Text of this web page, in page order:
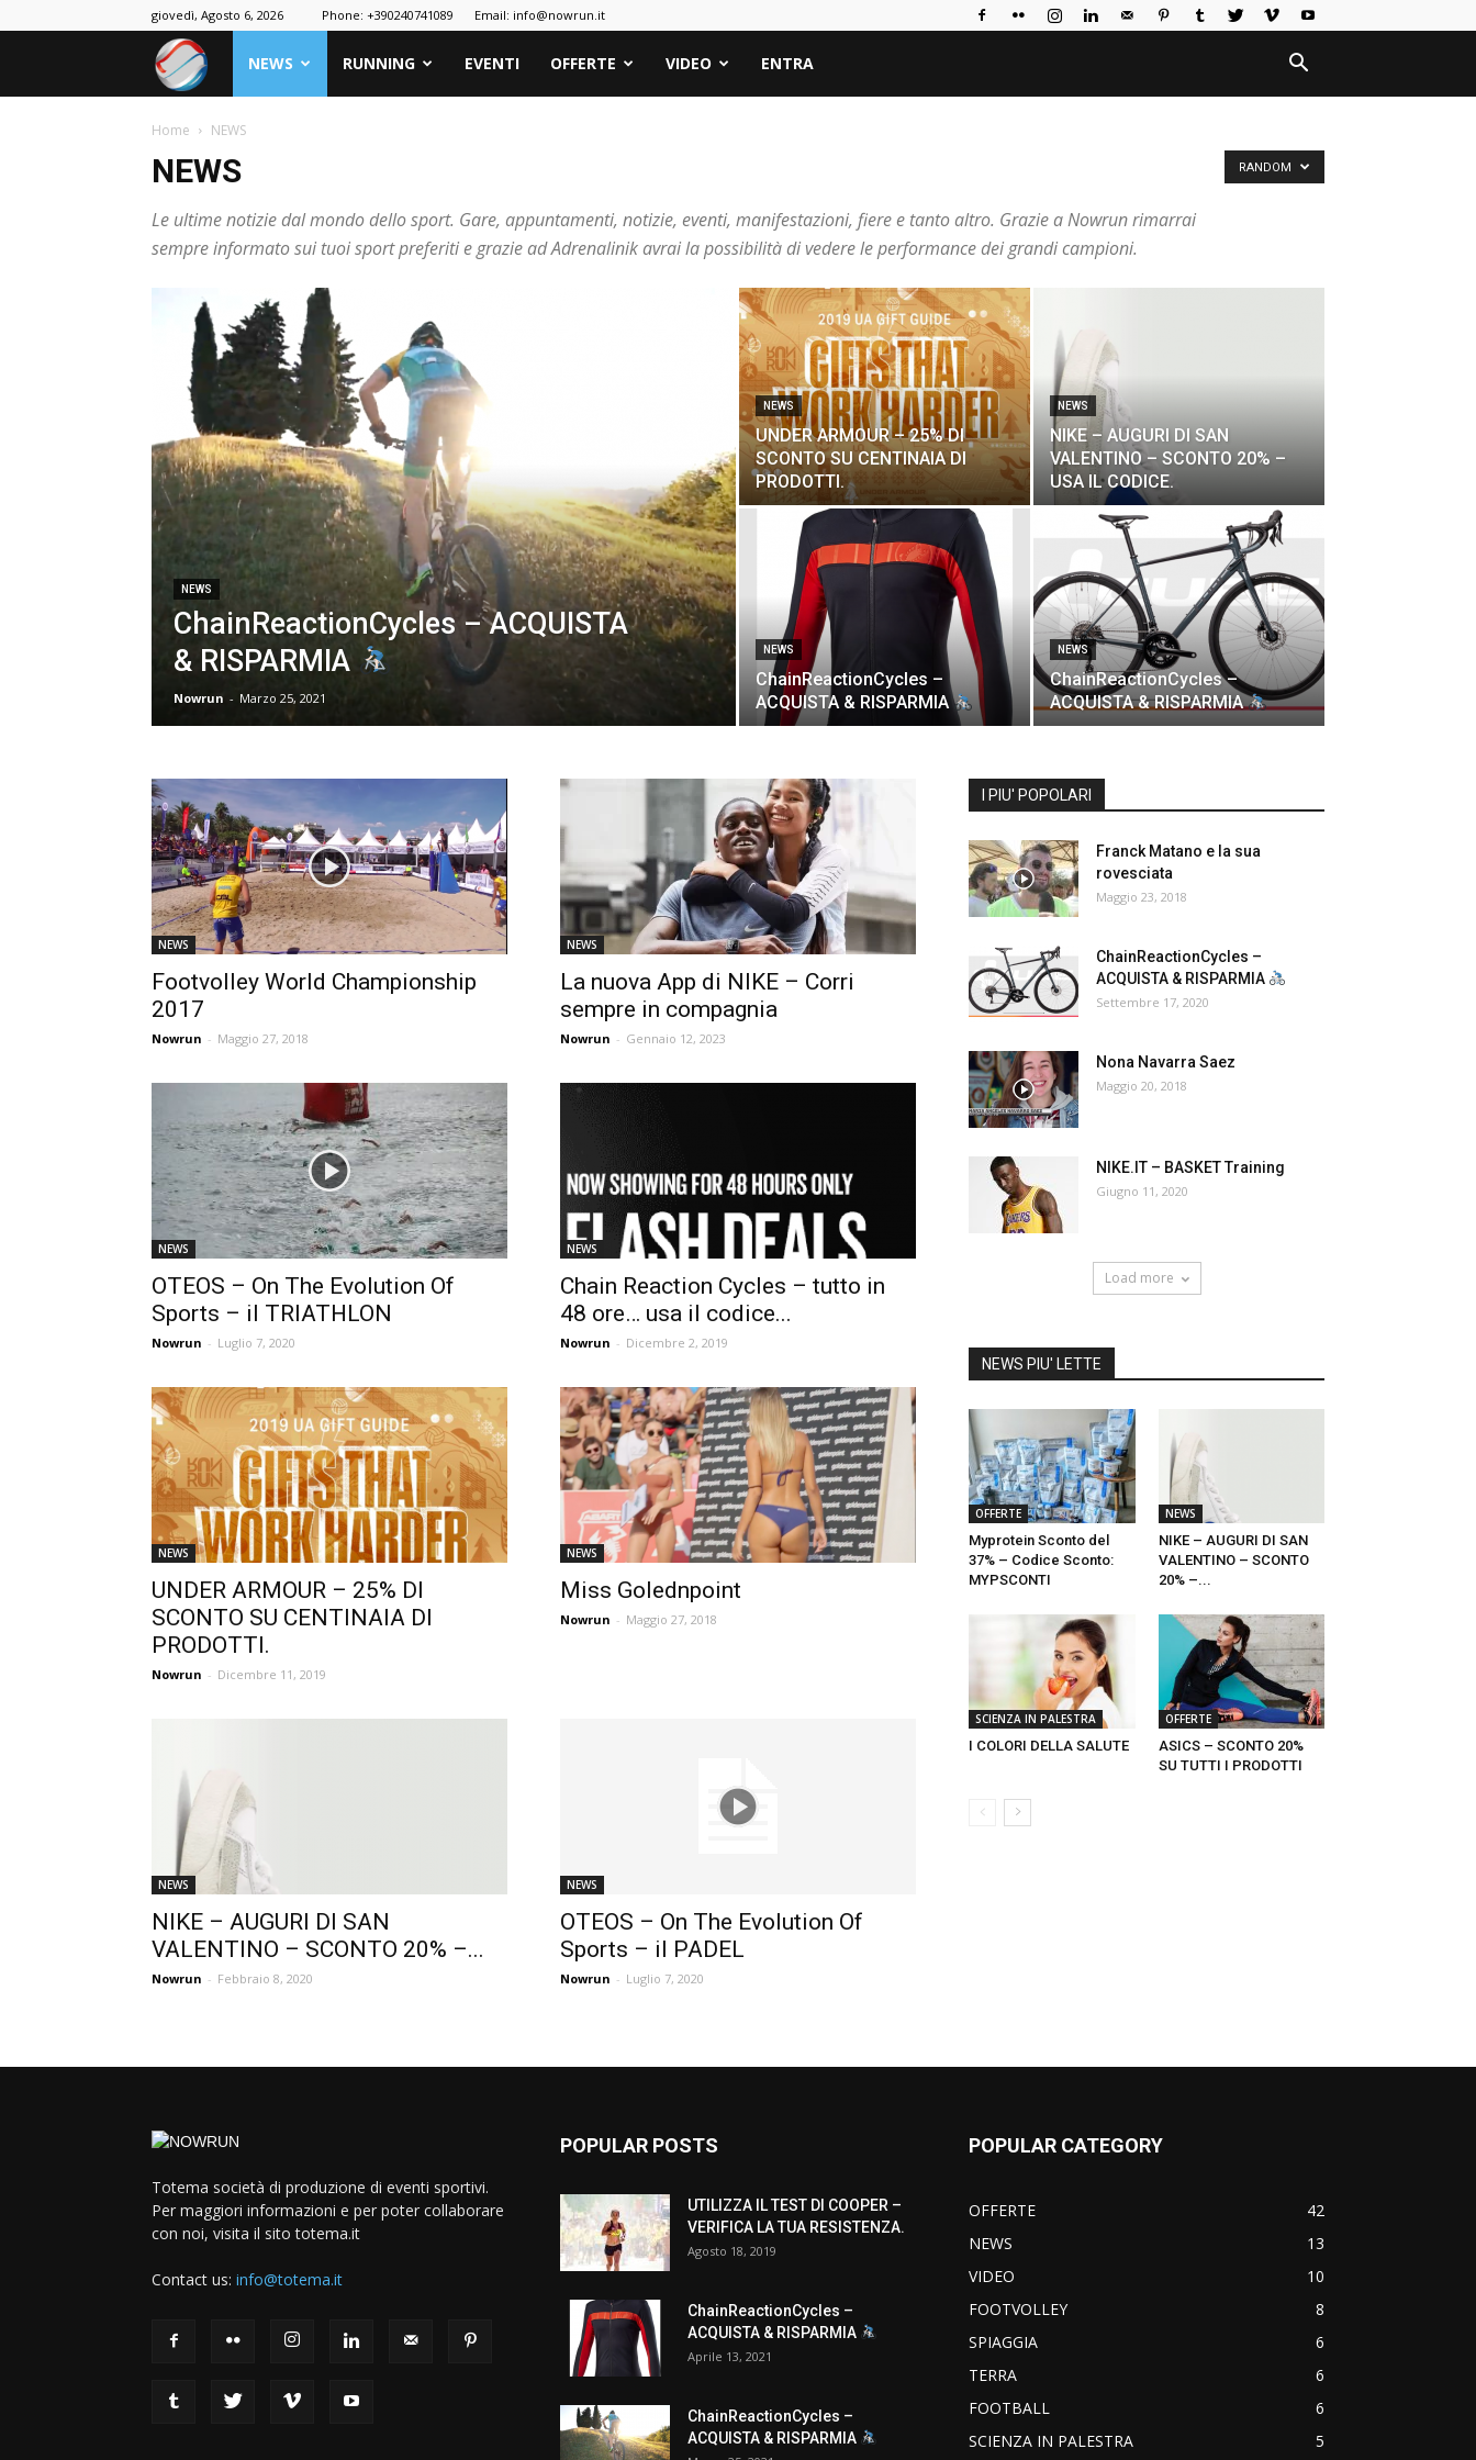
giovedì, Agosto 6, 2026 Phone: +390240741089 Email: info@nowrun.it
Nowrun
NEWS RUNNING EVENTI OFFERTE VIDEO ENTRA
Home NEWS
NEWS
Le ultime notizie dal mondo dello sport. Gare, appuntamenti, notizie, eventi, manifestazioni, fiere e tanto altro. Grazie a Nowrun rimarrai
sempre informato sui tuoi sport preferiti e grazie ad Adrenalinik avrai la possibilità di vedere le performance dei grandi campioni.
RANDOM
NEWS
ChainReactionCycles – ACQUISTA
& RISPARMIA
Nowrun - Marzo 25, 2021
NEWS
UNDER ARMOUR – 25% DI
SCONTO SU CENTINAIA DI
PRODOTTI.
NEWS
NIKE – AUGURI DI SAN
VALENTINO – SCONTO 20% –
USA IL CODICE.
NEWS
ChainReactionCycles –
ACQUISTA & RISPARMIA
NEWS
ChainReactionCycles –
ACQUISTA & RISPARMIA
NEWS
Footvolley World Championship
2017
Nowrun - Maggio 27, 2018
NEWS
La nuova App di NIKE – Corri
sempre in compagnia
Nowrun - Gennaio 12, 2023
NEWS
OTEOS – On The Evolution Of
Sports – il TRIATHLON
Nowrun - Luglio 7, 2020
NEWS
Chain Reaction Cycles – tutto in
48 ore… usa il codice...
Nowrun - Dicembre 2, 2019
NEWS
UNDER ARMOUR – 25% DI
SCONTO SU CENTINAIA DI
PRODOTTI.
Nowrun - Dicembre 11, 2019
NEWS
Miss Golednpoint
Nowrun - Maggio 27, 2018
NEWS
NIKE – AUGURI DI SAN
VALENTINO – SCONTO 20% –...
Nowrun - Febbraio 8, 2020
NEWS
OTEOS – On The Evolution Of
Sports – il PADEL
Nowrun - Luglio 7, 2020
I PIU' POPOLARI
Franck Matano e la sua
rovesciata
Maggio 23, 2018
ChainReactionCycles –
ACQUISTA & RISPARMIA
Settembre 17, 2020
Nona Navarra Saez
Maggio 20, 2018
NIKE.IT – BASKET Training
Giugno 11, 2020
Load more
NEWS PIU' LETTE
OFFERTE
Myprotein Sconto del
37% – Codice Sconto:
MYPSCONTI
NEWS
NIKE – AUGURI DI SAN
VALENTINO – SCONTO
20% –...
SCIENZA IN PALESTRA
I COLORI DELLA SALUTE
OFFERTE
ASICS – SCONTO 20%
SU TUTTI I PRODOTTI
Totema società di produzione di eventi sportivi.
Per maggiori informazioni e per poter collaborare
con noi, visita il sito totema.it
Contact us: info@totema.it
POPULAR POSTS
UTILIZZA IL TEST DI COOPER –
VERIFICA LA TUA RESISTENZA.
Agosto 18, 2019
ChainReactionCycles –
ACQUISTA & RISPARMIA
Aprile 13, 2021
ChainReactionCycles –
ACQUISTA & RISPARMIA
POPULAR CATEGORY
OFFERTE
42
NEWS
13
VIDEO
10
FOOTVOLLEY
8
SPIAGGIA
6
TERRA
6
FOOTBALL
6
SCIENZA IN PALESTRA
5